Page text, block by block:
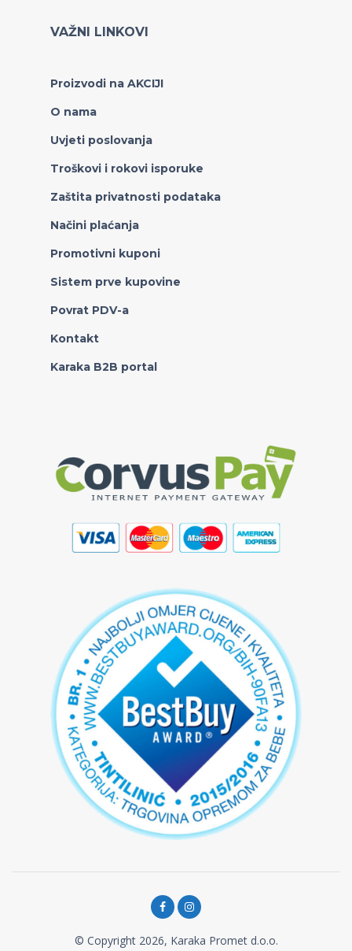
VAŽNI LINKOVI
Proizvodi na AKCIJI
O nama
Uvjeti poslovanja
Troškovi i rokovi isporuke
Zaštita privatnosti podataka
Načini plaćanja
Promotivni kuponi
Sistem prve kupovine
Povrat PDV-a
Kontakt
Karaka B2B portal
© Copyright 2026, Karaka Promet d.o.o.